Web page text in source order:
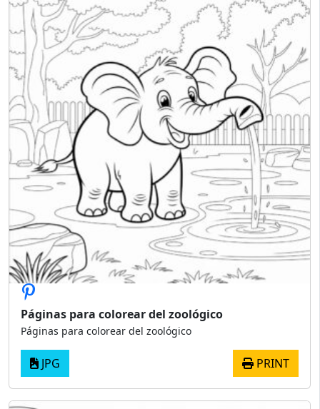
Páginas para colorear del zoológico
Páginas para colorear del zoológico
JPG PRINT